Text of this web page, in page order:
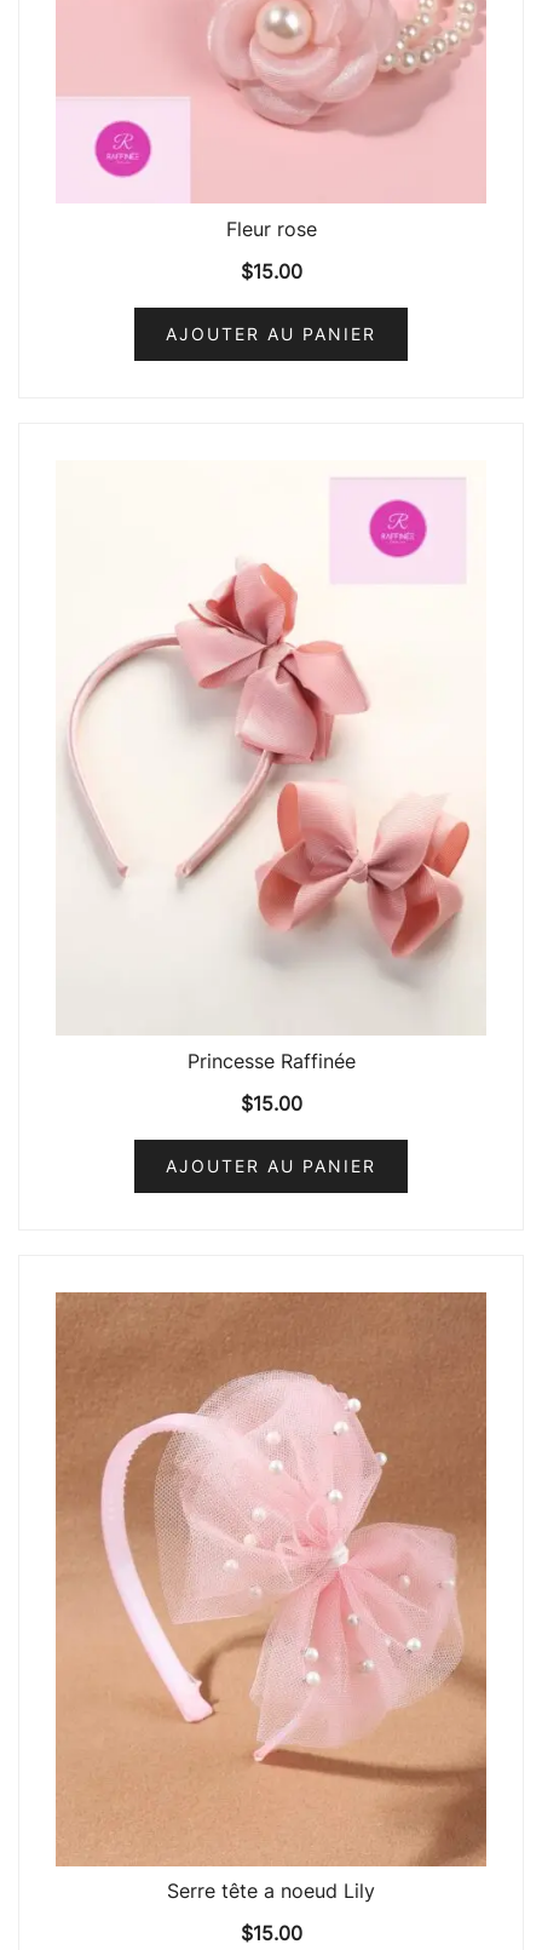
Fleur rose
$15.00
AJOUTER AU PANIER
Princesse Raffinée
$15.00
AJOUTER AU PANIER
Serre tête a noeud Lily
$15.00